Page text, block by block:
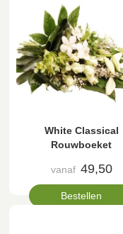
White Classical
Rouwboeket
vanaf 49,50
Bestellen